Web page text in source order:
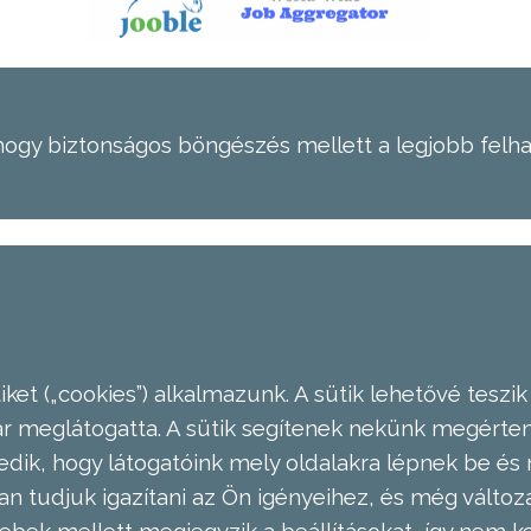
biztonságos böngészés mellett a legjobb
(„cookies”) alkalmazunk. A sütik lehetővé
meglátogatta. A sütik segítenek nekünk
hogy látogatóink mely oldalakra lépnek be
tudjuk igazítani az Ön igényeihez, és még